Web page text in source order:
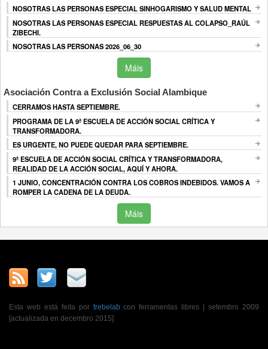
NOSOTRAS LAS PERSONAS ESPECIAL SINHOGARISMO Y SALUD MENTAL
NOSOTRAS LAS PERSONAS ESPECIAL RESPUESTAS AL COLAPSO_RAÚL
ZIBECHI.
NOSOTRAS LAS PERSONAS 2026_06_30
Máis
Asociación Contra a Exclusión Social Alambique
CERRAMOS HASTA SEPTIEMBRE.
PROGRAMA DE LA 9ª ESCUELA DE ACCIÓN SOCIAL CRÍTICA Y
TRANSFORMADORA.
ES URGENTE, NO PUEDE QUEDAR PARA SEPTIEMBRE.
9ª ESCUELA DE ACCIÓN SOCIAL CRÍTICA Y TRANSFORMADORA,
REALIDAD DE LA ACCIÓN SOCIAL, AQUÍ Y AHORA.
1 JUNIO, CONCENTRACIÓN CONTRA LOS COBROS INDEBIDOS. VAMOS A
ROMPER LA CADENA DE LA DEUDA.
Máis
Esta web está feita por trebelabcon ferramentas libres | setembro 2009
[actualizada en decembro 2015]